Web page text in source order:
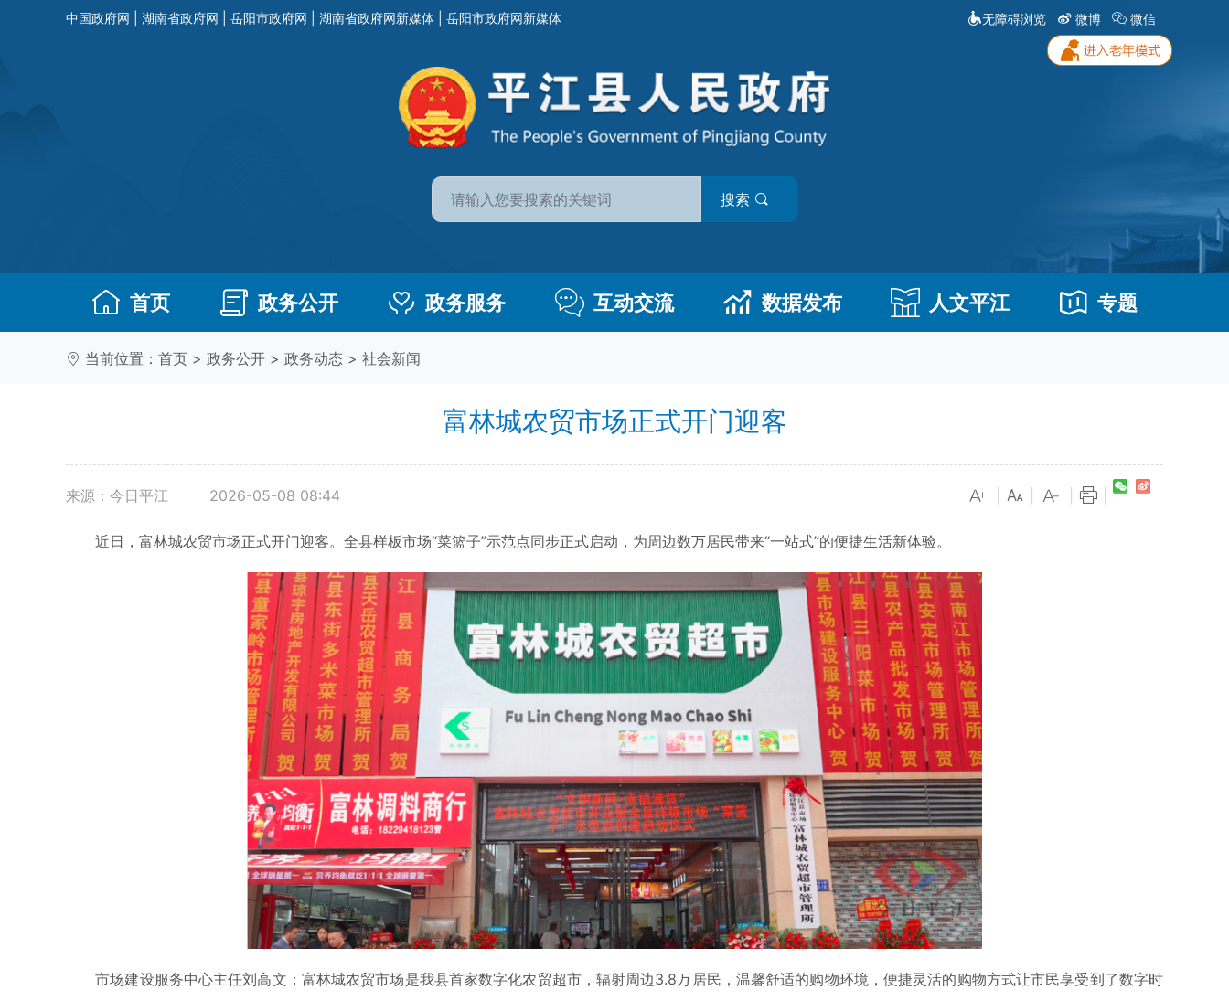
中国政府网 湖南省政府网 岳阳市政府网 湖南省政府网新媒体 岳阳市政府网新媒体 无障碍浏览 微博 微信
搜索
首页 政务公开 政务服务 互动交流 数据发布 人文平江 专题
当前位置： 首页 > 政务公开 > 政务动态 > 社会新闻
富林城农贸市场正式开门迎客
来源：今日平江 2026-05-08 08:44
近日，富林城农贸市场正式开门迎客。全县样板市场“菜篮子”示范点同步正式启动，为周边数万居民带来“一站式”的便捷生活新体验。
市场建设服务中心主任刘高文：富林城农贸市场是我县首家数字化农贸超市，辐射周边3.8万居民，温馨舒适的购物环境，便捷灵活的购物方式让市民享受到了数字时